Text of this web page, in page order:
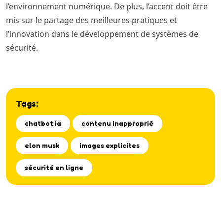
l’environnement numérique. De plus, l’accent doit être
mis sur le partage des meilleures pratiques et
l’innovation dans le développement de systèmes de
sécurité.
Tags:
chatbot ia contenu inapproprié
elon musk images explicites
sécurité en ligne